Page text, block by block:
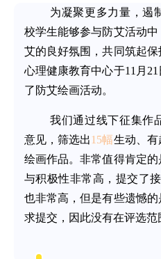
为凝聚更多力量，遏
校学生能够参与防艾活动
艾的良好氛围，共同筑起保
心理健康教育中心于11月
了防艾绘画活动。
我们通过线下征集作
意见，筛选出15幅生动、有
绘画作品。非常值得肯定
与积极性非常高，提交了
也非常高，但是有些遗憾
求提交，因此没有在评选